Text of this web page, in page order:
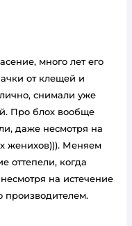
много лет его
от клещей и
снимали уже
Про блох вообще
даже несмотря на
женихов))). Меняем
оттепели, когда
на истечение
производителем.